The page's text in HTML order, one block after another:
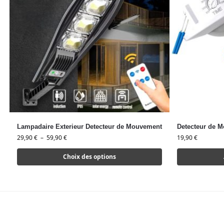
Lampadaire Exterieur Detecteur de Mouvement
29,90€ – 59,90€
Choix des options
Detecteur de
19,90€